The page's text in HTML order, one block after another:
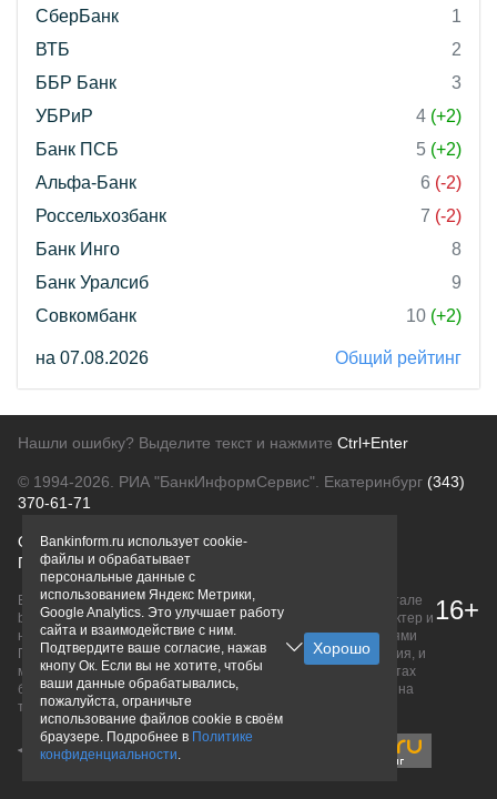
СберБанк
1
ВТБ
2
ББР Банк
3
УБРиР
4 (+2)
Банк ПСБ
5 (+2)
Альфа-Банк
6 (-2)
Россельхозбанк
7 (-2)
Банк Инго
8
Банк Уралсиб
9
Совкомбанк
10 (+2)
на 07.08.2026 Общий рейтинг
Нашли ошибку? Выделите текст и нажмите Ctrl+Enter
© 1994-2026. РИА "БанкИнформСервис". Екатеринбург (343)
370-61-71
О проектеПолитика конфиденциальности
Правовая информацияДля рекламодателей
Вся информация о продуктах банков, размещенная на портале
bankinform.ru, носит исключительно ознакомительный характер и
не является публичной офертой, определяемой положениями
ГК РФ. Информация не содержит точного и полного описания, и
может быть изменена. Конечные условия уточняйте на сайтах
банков или при личном обращении. Исключительное право на
товарные знаки принадлежит их правообладателям.
16+
Bankinform.ru использует cookie-
файлы и обрабатывает
персональные данные с
использованием Яндекс Метрики,
Google Analytics. Это улучшает работу
сайта и взаимодействие с ним.
Подтвердите ваше согласие, нажав
кнопу Ок. Если вы не хотите, чтобы
ваши данные обрабатывались,
пожалуйста, ограничьте
использование файлов cookie в своём
браузере. Подробнее в Политике
конфиденциальности.